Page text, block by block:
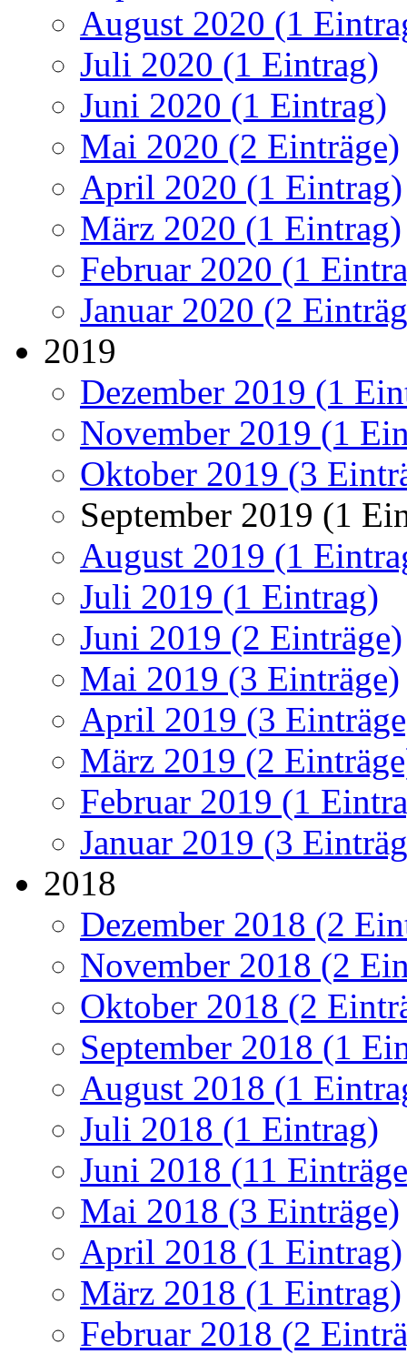
August 2020 (1
Juli 2020 (1 Eintrag)
Juni 2020 (1 Eintrag)
Mai 2020 (2 Einträge)
April 2020 (1 Eintrag)
März 2020 (1 Eintrag)
Februar 2020 (1
Januar 2020 (2
2019
Dezember 2019 (1
November 2019 (1
Oktober 2019 (3
September 2019 (1
August 2019 (1
Juli 2019 (1 Eintrag)
Juni 2019 (2 Einträge)
Mai 2019 (3 Einträge)
April 2019 (3
März 2019 (2
Februar 2019 (1
Januar 2019 (3
2018
Dezember 2018 (2
November 2018 (2
Oktober 2018 (2
September 2018 (1
August 2018 (1
Juli 2018 (1 Eintrag)
Juni 2018 (11
Mai 2018 (3 Einträge)
April 2018 (1 Eintrag)
März 2018 (1 Eintrag)
Februar 2018 (2